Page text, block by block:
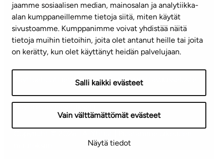
jaamme sosiaalisen median, mainosalan ja analytiikka-
alan kumppaneillemme tietoja siitä, miten käytät
sivustoamme. Kumppanimme voivat yhdistää näitä
tietoja muihin tietoihin, joita olet antanut heille tai joita
on kerätty, kun olet käyttänyt heidän palvelujaan.
Salli kaikki evästeet
Vain välttämättömät evästeet
Näytä tiedot
Tilaa uutiskirje
Mediapankki
TietosuojaselosteSaavutettavuusseloste